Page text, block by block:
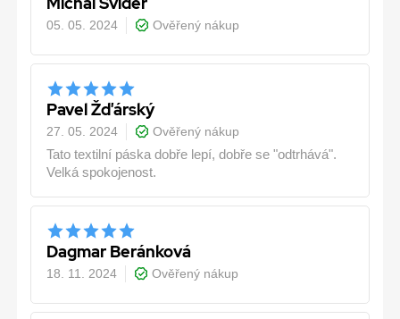
05. 05. 2024 Ověřený nákup
Pavel Žďárský
27. 05. 2024
Ověřený nákup
Tato textilní páska dobře lepí, dobře se "odtrhává".
Velká spokojenost.
Dagmar Beránková
18. 11. 2024 Ověřený nákup